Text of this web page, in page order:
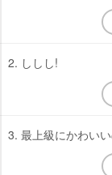
2. ししし!
3. 最上級にかわい